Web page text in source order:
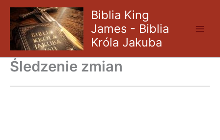
Skip
content
Biblia King
James - Biblia
Króla Jakuba
Śledzenie zmian